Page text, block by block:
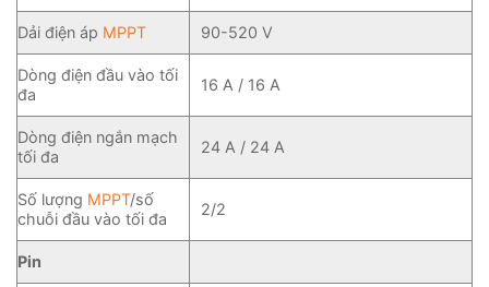
Dải điện áp MPPT 90-520 V
Dòng điện đầu vào tối
đa
16 A / 16 A
Dòng điện ngắn mạch
tối đa
24 A / 24 A
Số lượng MPPT/số
chuỗi đầu vào tối đa
2/2
Pin